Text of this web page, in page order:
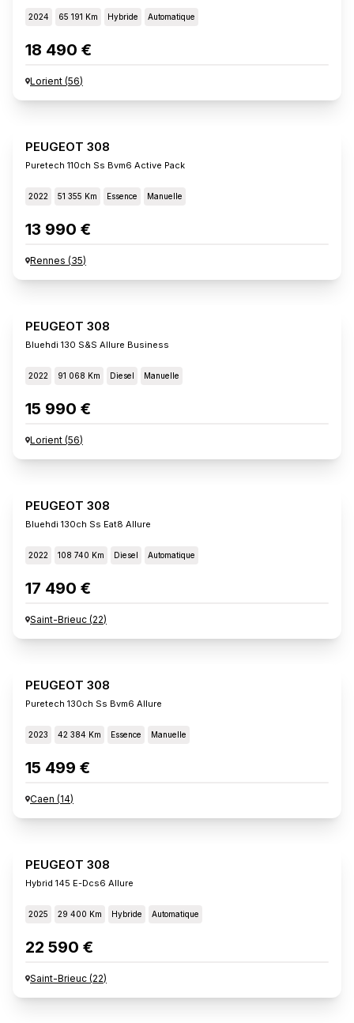
2024 65 191 Km Hybride Automatique
18 490 €
Lorient (56)
PEUGEOT 308
Puretech 110ch Ss Bvm6 Active Pack
2022 51 355 Km Essence Manuelle
13 990 €
Rennes (35)
PEUGEOT 308
Bluehdi 130 S&s Allure Business
2022 91 068 Km Diesel Manuelle
15 990 €
Lorient (56)
PEUGEOT 308
Bluehdi 130ch Ss Eat8 Allure
2022 108 740 Km Diesel Automatique
17 490 €
Saint-Brieuc (22)
PEUGEOT 308
Puretech 130ch Ss Bvm6 Allure
2023 42 384 Km Essence Manuelle
15 499 €
Caen (14)
PEUGEOT 308
Hybrid 145 E-Dcs6 Allure
2025 29 400 Km Hybride Automatique
22 590 €
Saint-Brieuc (22)